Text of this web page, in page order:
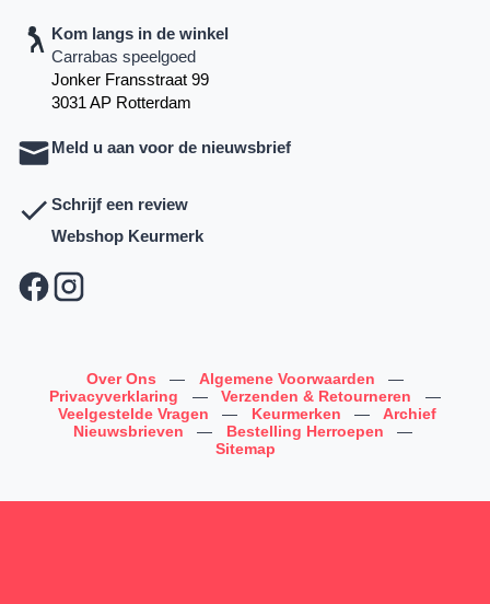
Kom langs in de winkel
Carrabas speelgoed
Jonker Fransstraat 99
3031 AP Rotterdam
Meld u aan voor de nieuwsbrief
Schrijf een review
Webshop Keurmerk
Over Ons — Algemene Voorwaarden
—
Privacyverklaring
— Verzenden & Retourneren
—
Veelgestelde Vragen
— Keurmerken —
Archief
Nieuwsbrieven
— Bestelling Herroepen
—
Sitemap